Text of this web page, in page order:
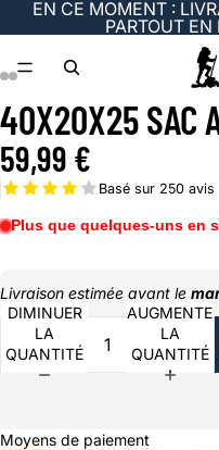
EN CE MOMENT :
PARTOUT EN
40X20X25 SAC
59,99 €
Basé sur 250 avis
Plus que quelques-uns en
Livraison estimée avant le
DIMINUER
LA
QUANTITÉ
LA
QUANTITÉ
Moyens de paiement